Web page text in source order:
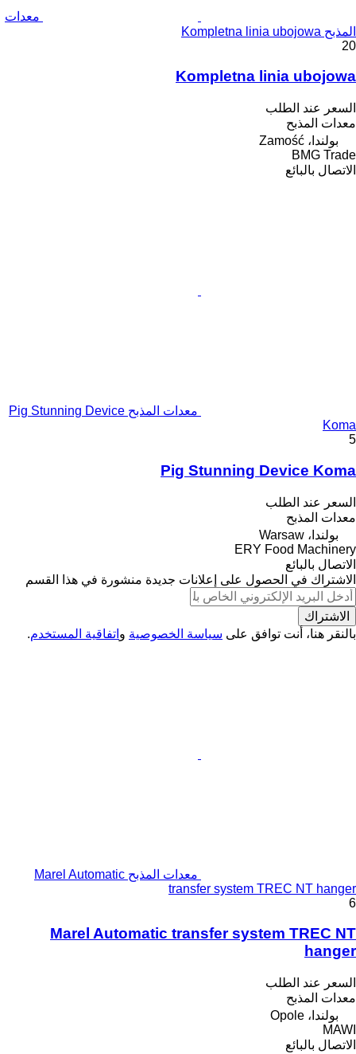
معدات
المذبح Kompletna linia ubojowa
20
Kompletna linia ubojowa
السعر عند الطلب
معدات المذبح
بولندا، Zamość
BMG Trade
الاتصال بالبائع
معدات المذبح Pig Stunning Device
Koma
5
Pig Stunning Device Koma
السعر عند الطلب
معدات المذبح
بولندا، Warsaw
ERY Food Machinery
الاتصال بالبائع
الاشتراك في الحصول على إعلانات جديدة منشورة في هذا القسم
الاشتراك
بالنقر هنا، أنت توافق على سياسة الخصوصية و اتفاقية المستخدم.
معدات المذبح Marel Automatic
transfer system TREC NT hanger
6
Marel Automatic transfer system TREC NT
hanger
السعر عند الطلب
معدات المذبح
بولندا، Opole
MAWI
الاتصال بالبائع